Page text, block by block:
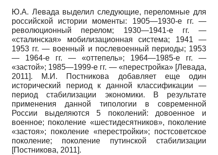
Ю.А. Левада выделил следующие, переломные для
российской истории моменты: 1905—1930-е гг. —
революционный перелом; 1930—1941-е гг. —
«сталинская» мобилизационная система; 1941 —
1953 гг. — военный и послевоенный периоды; 1953
— 1964-е гг. — «оттепель»; 1964—1985-е гг. —
«застой»; 1985—1999-е гг. — «перестройка» [Левада,
2011]. М.И. Постни­кова добавляет еще один
исторический период к данной классификации —
период стабилизации экономики. В результате
применения данной типологии в современной
России выделяются 5 поколений: довоенное и
военное; поколение «шестидесятников», поколение
«застоя»; поколение «перестройки»; постсоветское
поколение; поколение путинской стабилизации
[Постникова, 2011].